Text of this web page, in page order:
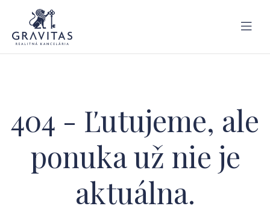
404 - Ľutujeme, ale
ponuka už nie je
aktuálna.